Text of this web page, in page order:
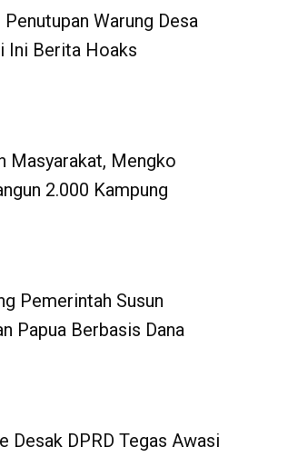
Penutupan Warung Desa
Ini Berita Hoaks
Masyarakat, Mengko
2.000 Kampung
Pemerintah Susun
Papua Berbasis Dana
Desak DPRD Tegas Awasi